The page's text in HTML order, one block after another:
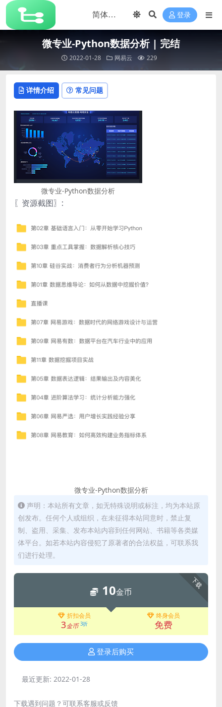
登录
微专业-Python数据分析 | 完结
2022-01-28 网易云 229
详情介绍 常见问题
微专业-Python数据分析
〖资源截图〗:
微专业-Python数据分析
声明：本站所有文章，如无特殊说明或标注，均为本站原
创发布。任何个人或组织，在未征得本站同意时，禁止复
制、盗用、采集、发布本站内容到任何网站、书籍等各类媒
体平台。如若本站内容侵犯了原著者的合法权益，可联系我
们进行处理。
下载
10金币
折扣会员
3金币 3折
终身会员
免费
登录后购买
最近更新: 2022-01-28
下载遇到问题？可联系客服或反馈